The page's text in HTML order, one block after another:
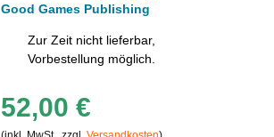
Good Games Publishing
Zur Zeit nicht lieferbar,
Vorbestellung möglich.
52,00 €